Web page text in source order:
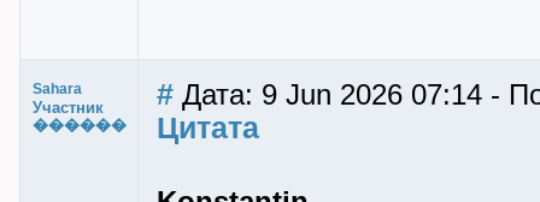
Sahara
Участник
������
# Дата: 9 Jun 2026 07:14 -
Цитата